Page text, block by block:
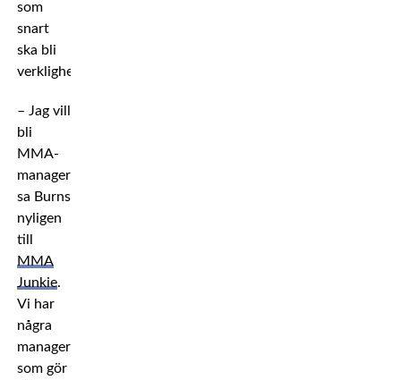
som
snart
ska bli
verklighet.
– Jag vill
bli
MMA-
manager,
sa Burns
nyligen
till
MMA
Junkie.
Vi har
några
managers
som gör